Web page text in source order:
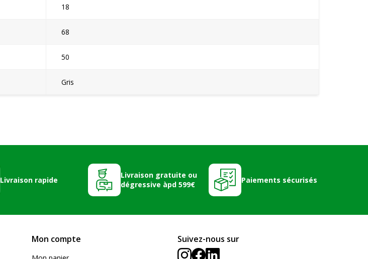
18
68
50
Gris
Livraison rapide
Livraison gratuite ou
dégressive àpd 599€
Paiements sécurisés
Mon compte Suivez-nous sur